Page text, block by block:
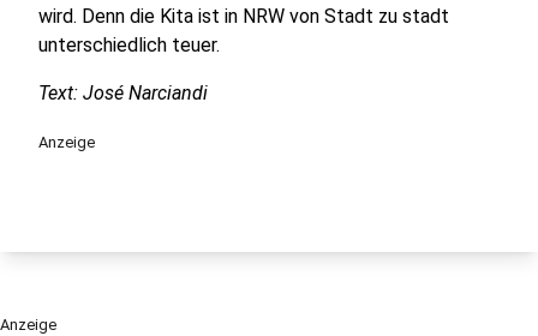
wird. Denn die Kita ist in NRW von Stadt zu stadt
unterschiedlich teuer.
Text: José Narciandi
Anzeige
Anzeige